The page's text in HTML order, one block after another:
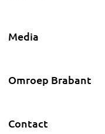
Media
Omroep Brabant
Contact